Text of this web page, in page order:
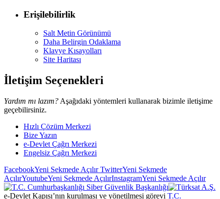
Erişilebilirlik
Salt Metin Görünümü
Daha Belirgin Odaklama
Klavye Kısayolları
Site Haritası
İletişim Seçenekleri
Yardım mı lazım? Aşağıdaki yöntemleri kullanarak bizimle iletişime
geçebilirsiniz.
Hızlı Çözüm Merkezi
Bize Yazın
e-Devlet Çağrı Merkezi
Engelsiz Çağrı Merkezi
FacebookYeni Sekmede AçılırTwitterYeni Sekmede
AçılırYoutubeYeni Sekmede AçılırInstagramYeni Sekmede Açılır
e-Devlet Kapısı’nın kurulması ve yönetilmesi görevi T.C.